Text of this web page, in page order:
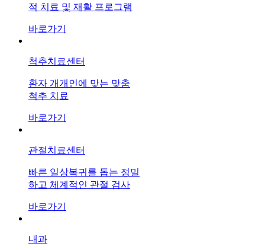
적 치료 및 재활 프로그램
바로가기
척추치료센터
환자 개개인에 맞는 맞춤
척추 치료
바로가기
관절치료센터
빠른 일상복귀를 돕는 정밀
하고 체계적인 관절 검사
바로가기
내과